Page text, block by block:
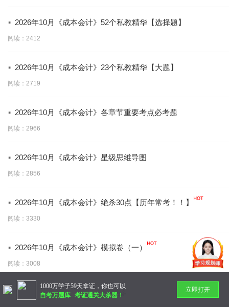
· 2026年10月《成本会计》52个私教精华【选择题】
阅读：2412
· 2026年10月《成本会计》23个私教精华【大题】
阅读：2719
· 2026年10月《成本会计》各章节重要考点必考题
阅读：2966
· 2026年10月《成本会计》星级思维导图
阅读：2856
· 2026年10月《成本会计》绝杀30点【历年常考！！】
阅读：3330
· 2026年10月《成本会计》模拟卷（一）
阅读：3008
暂无更多
1000万学子59天拿证，你也可以
自考万题库-考证通关大杀器！
立即打开